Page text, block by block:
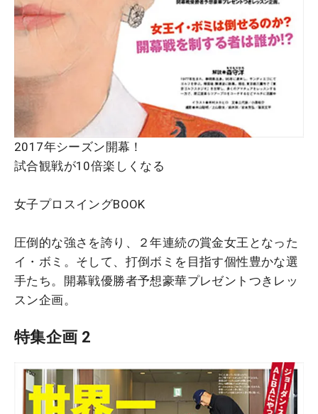
2017年シーズン開幕！
試合観戦が10倍楽しくなる
女子プロスイングBOOK
圧倒的な強さを誇り、２年連続の賞金女王となった
イ・ボミ。そして、打倒ボミを目指す個性豊かな選
手たち。開幕戦優勝者予想豪華プレゼントつきレッ
スン企画。
特集企画 2